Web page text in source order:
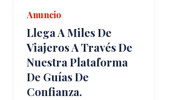
Anuncio
Llega A Miles De
Viajeros A Través De
Nuestra Plataforma
De Guías De
Confianza.